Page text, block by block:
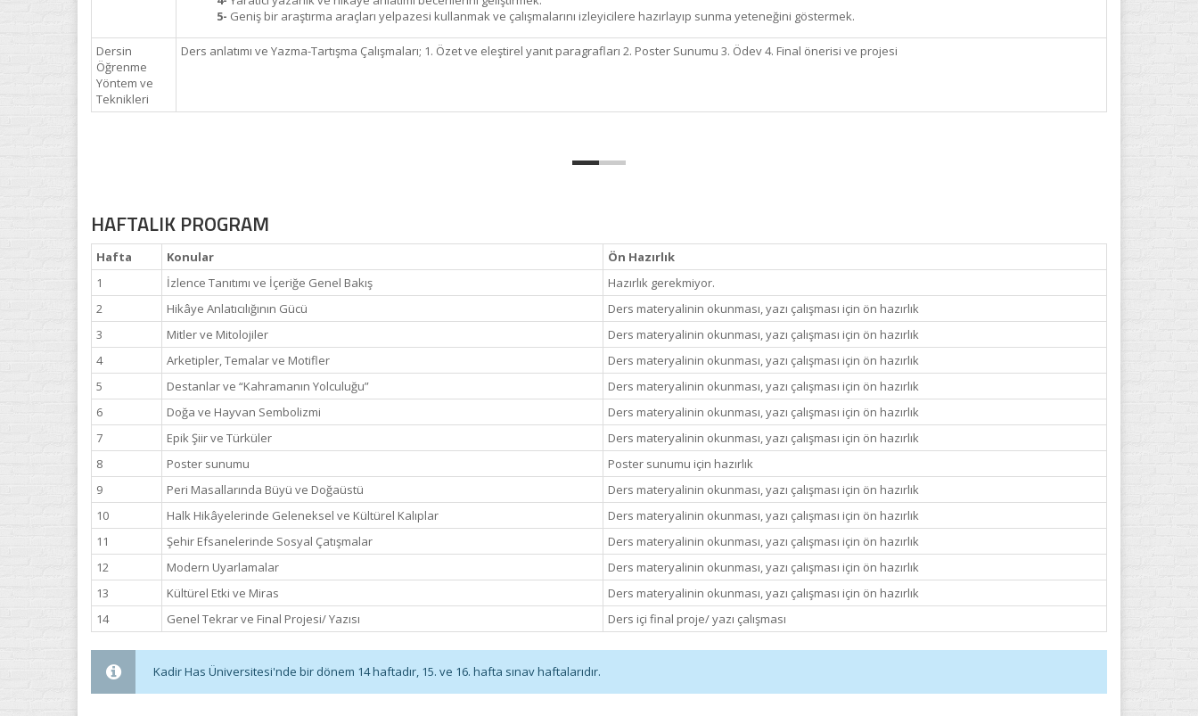
5- Geniş bir araştırma araçları yelpazesi kullanmak ve çalışmalarını izleyicilere hazırlayıp sunma yeteneğini göstermek.
Dersin
Öğrenme
Yöntem ve
Teknikleri
Ders anlatımı ve Yazma-Tartışma Çalışmaları; 1. Özet ve eleştirel yanıt paragrafları 2. Poster Sunumu 3. Ödev 4. Final önerisi ve projesi
HAFTALIK PROGRAM
Hafta Konular
Ön Hazırlık
1
İzlence Tanıtımı ve İçeriğe Genel Bakış
Hazırlık gerekmiyor.
2
Hikâye Anlatıcılığının Gücü
Ders materyalinin okunması, yazı çalışması için ön hazırlık
3
Mitler ve Mitolojiler
Ders materyalinin okunması, yazı çalışması için ön hazırlık
4
Arketipler, Temalar ve Motifler
Ders materyalinin okunması, yazı çalışması için ön hazırlık
5
Destanlar ve “Kahramanın Yolculuğu”
Ders materyalinin okunması, yazı çalışması için ön hazırlık
6
Doğa ve Hayvan Sembolizmi
Ders materyalinin okunması, yazı çalışması için ön hazırlık
7
Epik Şiir ve Türküler
Ders materyalinin okunması, yazı çalışması için ön hazırlık
8
Poster sunumu
Poster sunumu için hazırlık
9
Peri Masallarında Büyü ve Doğaüstü
Ders materyalinin okunması, yazı çalışması için ön hazırlık
10
Halk Hikâyelerinde Geleneksel ve Kültürel Kalıplar
Ders materyalinin okunması, yazı çalışması için ön hazırlık
11
Şehir Efsanelerinde Sosyal Çatışmalar
Ders materyalinin okunması, yazı çalışması için ön hazırlık
12
Modern Uyarlamalar
Ders materyalinin okunması, yazı çalışması için ön hazırlık
13
Kültürel Etki ve Miras
Ders materyalinin okunması, yazı çalışması için ön hazırlık
14
Genel Tekrar ve Final Projesi/ Yazısı Ders içi final proje/ yazı çalışması
Kadir Has Üniversitesi'nde bir dönem 14 haftadır, 15. ve 16. hafta sınav haftalarıdır.